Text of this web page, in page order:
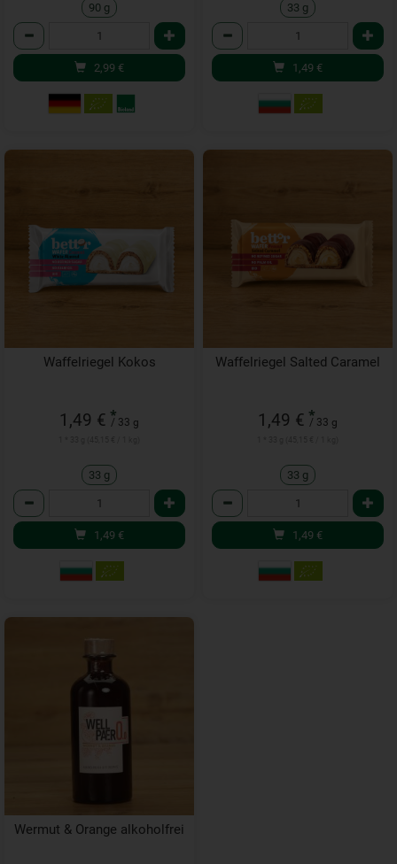
90 g
Anzahl
2,99 €
33 g
Anzahl
1,49 €
Waffelriegel Kokos
1,49 € *
/ 33 g
33 g
Anzahl
1,49 €
Waffelriegel Salted Caramel
1,49 € *
/ 33 g
33 g
Anzahl
1,49 €
Wermut & Orange alkoholfrei